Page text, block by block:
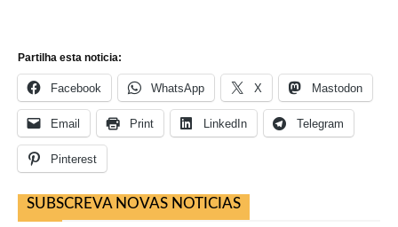
Partilha esta noticia:
Facebook WhatsApp X Mastodon
Email Print LinkedIn Telegram
Pinterest
SUBSCREVA NOVAS NOTICIAS